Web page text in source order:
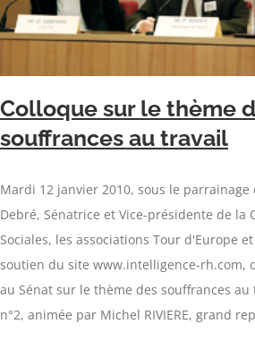
Colloque sur le thème
souffrances au travail
Mardi 12 janvier 2010, sous le parrainage
Debré, Sénatrice et Vice-présidente de la
Sociales, les associations Tour d'Europe
soutien du site www.intelligence-rh.com,
au Sénat sur le thème des souffrances
n°2, animée par Michel RIVIERE, grand